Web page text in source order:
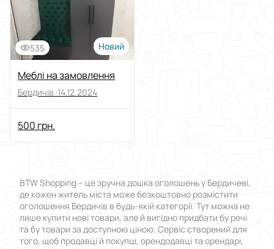
535 Новий
Меблі на замовлення
Бердичів ·14.12.2024
500 грн.
BTW Shopping – це зручна дошка оголошень у Бердичеві,
де кожен житель міста може безкоштовно розмістити
оголошення Бердичів в будь-якій категорії. Тут можна не
лише купити нові товари, але й вигідно придбати бу речі
та бу товари за доступною ціною. Сервіс створений для
того, щоб продавці й покупці, орендодавці та орендарі,